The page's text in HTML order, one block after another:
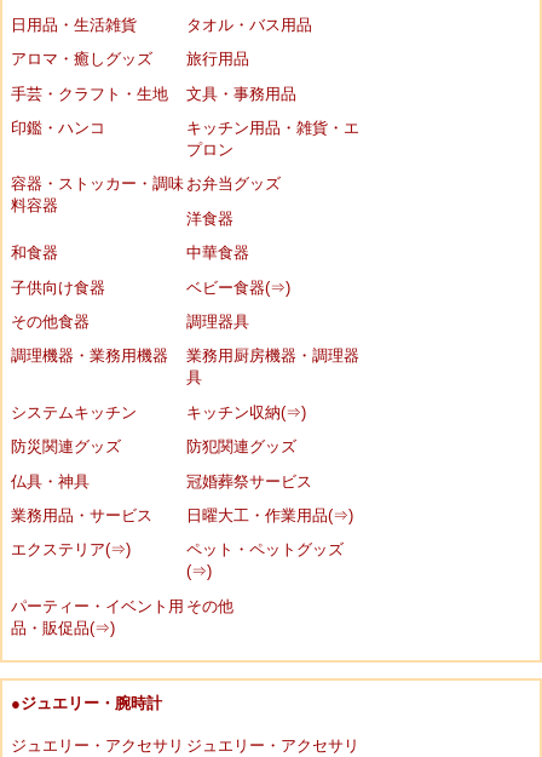
日用品・生活雑貨
タオル・バス用品
アロマ・癒しグッズ
旅行用品
手芸・クラフト・生地
文具・事務用品
印鑑・ハンコ
キッチン用品・雑貨・エ
プロン
容器・ストッカー・調味
料容器
お弁当グッズ
洋食器
和食器
中華食器
子供向け食器
ベビー食器(⇒)
その他食器
調理器具
調理機器・業務用機器
業務用厨房機器・調理器
具
システムキッチン
キッチン収納(⇒)
防災関連グッズ
防犯関連グッズ
仏具・神具
冠婚葬祭サービス
業務用品・サービス
日曜大工・作業用品(⇒)
エクステリア(⇒)
ペット・ペットグッズ
(⇒)
パーティー・イベント用
品・販促品(⇒)
その他
●ジュエリー・腕時計
ジュエリー・アクセサリ ジュエリー・アクセサリ